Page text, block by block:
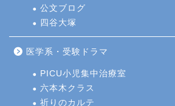
公文ブログ
四谷大塚
医学系・受験ドラマ
PICU小児集中治療室
六本木クラス
祈りのカルテ